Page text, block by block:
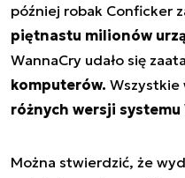
później robak Conficker
piętnastu milionów
WannaCry udało się
komputerów. Wszystkie
różnych wersji systemu
Można stwierdzić, że